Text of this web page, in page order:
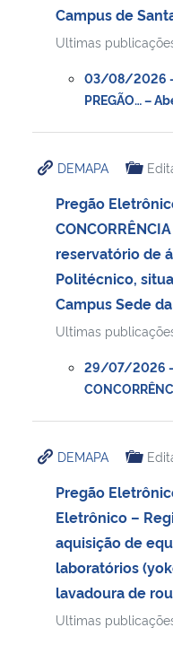
Campus de
Ultimas
03/08/2026 –
PREGÃO… –
DEMAPA
Pregão
reservatório de
Politécnico,
Campus Sede
Ultimas
29/07/2026 –
DEMAPA
Pregão
Eletrônico –
aquisição de
laboratórios
lavadoura de
Ultimas